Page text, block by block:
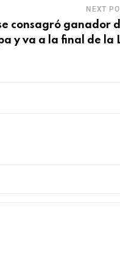
NEXT
consagró ganador
y va a la final de la